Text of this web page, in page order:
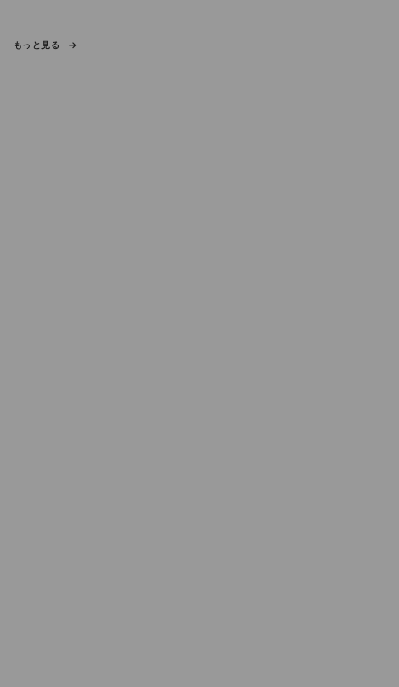
もっと見る